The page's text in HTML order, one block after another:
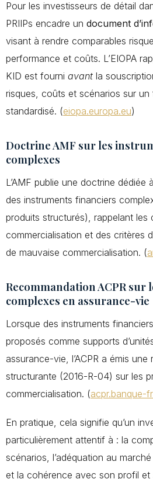
Pour les investisseurs de détail
PRIIPs encadre un document
visant à rendre comparables
performance et coûts. L’EIOPA
KID est fourni avant la
risques, coûts et scénarios sur
standardisé. (eiopa.europa.eu)
Doctrine AMF sur les
complexes
L’AMF publie une doctrine dédiée
des instruments financiers
produits structurés), rappelant les
commercialisation et des critères
de mauvaise commercialisation. (
Recommandation ACPR sur
complexes en assurance-vie
Lorsque des instruments
proposés comme supports
assurance-vie, l’ACPR a émis
structurante (2016-R-04) sur les
commercialisation. (acpr.banque-
En pratique, cela signifie qu’un
particulièrement attentif à : la
scénarios, l’adéquation au
et la cohérence avec son profil et